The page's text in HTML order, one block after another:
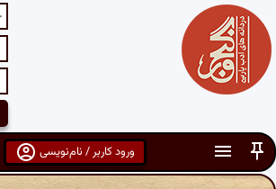
ورود کاربر / نام‌نویسی